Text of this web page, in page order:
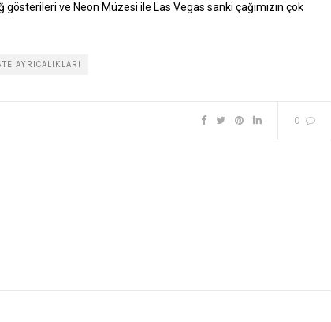
ve Neon Müzesi ile Las Vegas sanki çağımızın çok
AYRICALIKLARI
0